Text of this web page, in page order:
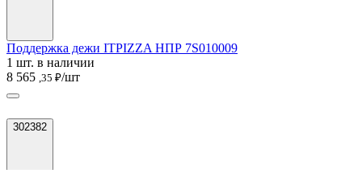
Поддержка дежи ITPIZZA НПР 7S010009
1 шт. в наличии
8 565 ,35 ₽/шт
302382